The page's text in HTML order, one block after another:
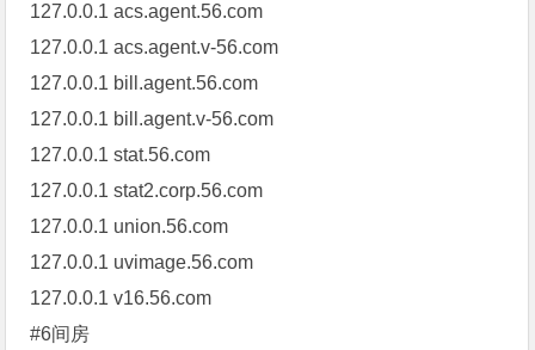
127.0.0.1 acs.agent.56.com
127.0.0.1 acs.agent.v-56.com
127.0.0.1 bill.agent.56.com
127.0.0.1 bill.agent.v-56.com
127.0.0.1 stat.56.com
127.0.0.1 stat2.corp.56.com
127.0.0.1 union.56.com
127.0.0.1 uvimage.56.com
127.0.0.1 v16.56.com
#6间房